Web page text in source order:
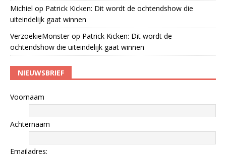
Michiel op Patrick Kicken: Dit wordt de ochtendshow die
uiteindelijk gaat winnen
VerzoekieMonsterop Patrick Kicken: Dit wordt de
ochtendshow die uiteindelijk gaat winnen
NIEUWSBRIEF
Voornaam
Achternaam
Emailadres: